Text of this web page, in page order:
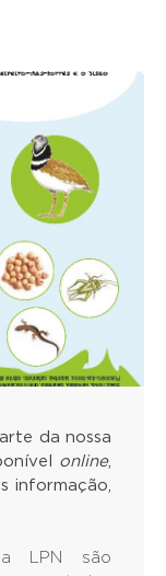
da nossa
online,
informação,
LPN são